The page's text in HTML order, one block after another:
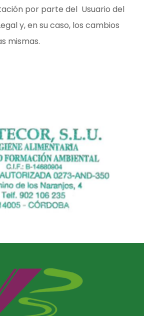
por parte del Usuario del
y, en su caso, los cambios
mismas.